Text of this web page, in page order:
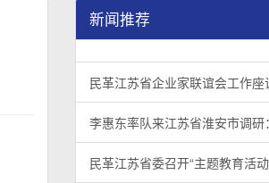
新闻推荐
民革江苏省企业家联谊会
1/3 李惠东率队来江苏省淮
2/3 民革江苏省委召开“主题
3/3
民革江苏省企业家联谊会工作座
李惠东率队来江苏省淮安市调研
民革江苏省委召开“主题教育活